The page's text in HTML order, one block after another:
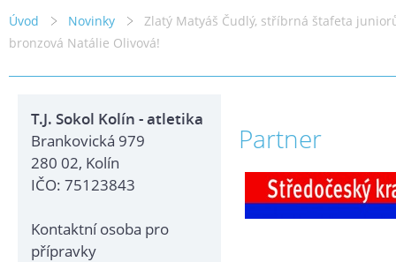
Úvod Novinky
Zlatý Matyáš Čudlý, stříbrná štafeta
bronzová Natálie Olivová!
T.J. Sokol Kolín - atletika
Brankovická 979
280 02, Kolín
IČO: 75123843
Kontaktní osoba pro
přípravky
Partner